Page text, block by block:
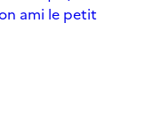
ami le petit